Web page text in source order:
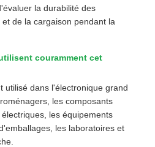
la durabilité des
de la cargaison pendant la
couramment cet
utilisé dans l'électronique grand
les composants
les équipements
les laboratoires et